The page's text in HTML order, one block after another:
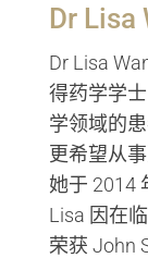
Dr Lisa
Dr Lisa
得药学学
学领域的
更希望从
她于 2014
Lisa 因在
荣获 John